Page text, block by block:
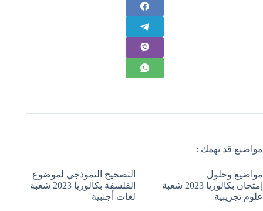
مواضيع قد تهمك :
مواضيع وحلول
إمتحان بكالوريا 2023 شعبة
علوم تجريبية
التصحيح النموذجي لموضوع
الفلسفة بكالوريا 2023 شعبة
لغات أجنبية